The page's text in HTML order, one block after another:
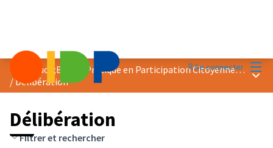
Se connecter
Prix &quot;Bonne Pratique en Participation Citoyenne&quot; 2023
/Délibération
Délibération
Filtrer et rechercher